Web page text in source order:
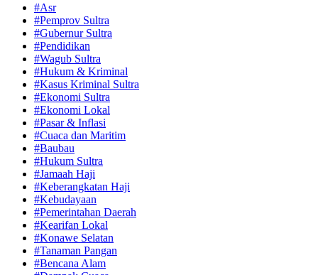
#Asr
#Pemprov Sultra
#Gubernur Sultra
#Pendidikan
#Wagub Sultra
#Hukum & Kriminal
#Kasus Kriminal Sultra
#Ekonomi Sultra
#Ekonomi Lokal
#Pasar & Inflasi
#Cuaca dan Maritim
#Baubau
#Hukum Sultra
#Jamaah Haji
#Keberangkatan Haji
#Kebudayaan
#Pemerintahan Daerah
#Kearifan Lokal
#Konawe Selatan
#Tanaman Pangan
#Bencana Alam